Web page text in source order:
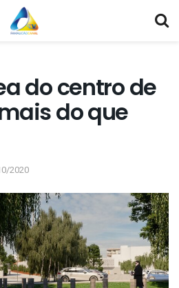
do centro de
do que
2020